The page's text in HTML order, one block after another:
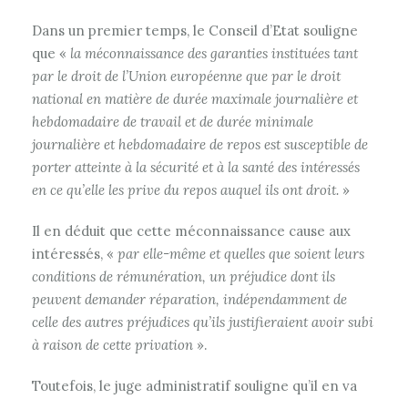
Dans un premier temps, le Conseil d’Etat souligne
que « la méconnaissance des garanties instituées tant
par le droit de l’Union européenne que par le droit
national en matière de durée maximale journalière et
hebdomadaire de travail et de durée minimale
journalière et hebdomadaire de repos est susceptible de
porter atteinte à la sécurité et à la santé des intéressés
en ce qu’elle les prive du repos auquel ils ont droit. »
Il en déduit que cette méconnaissance cause aux
intéressés, « par elle-même et quelles que soient leurs
conditions de rémunération, un préjudice dont ils
peuvent demander réparation, indépendamment de
celle des autres préjudices qu’ils justifieraient avoir subi
à raison de cette privation ».
Toutefois, le juge administratif souligne qu’il en va